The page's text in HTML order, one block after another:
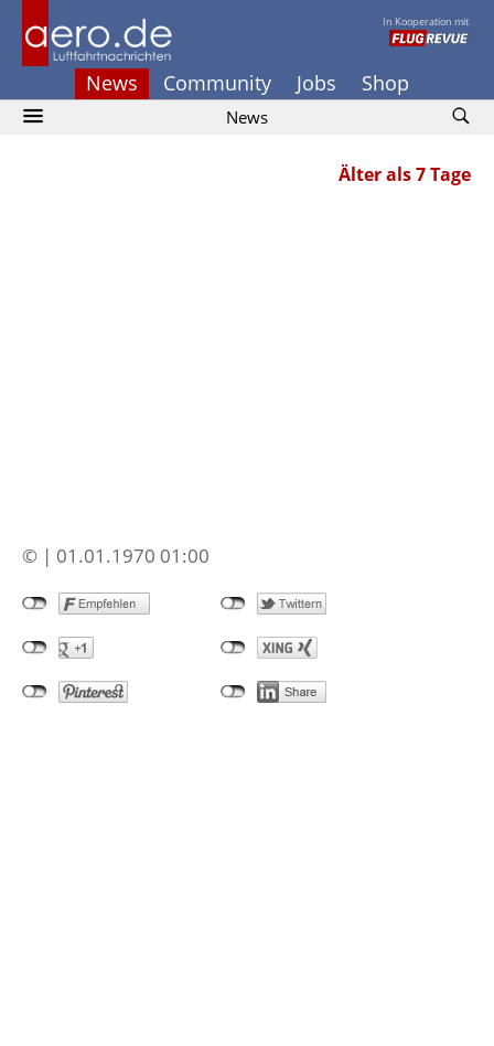
In Kooperation mit
News Community Jobs Shop
News
Älter als 7 Tage
© | 01.01.1970 01:00